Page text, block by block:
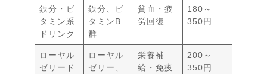
鉄分・ビ
タミン系
ドリンク
鉄分、ビ
タミンB
群
貧血・疲
労回復
180～
350円
ローヤル
ゼリード
ローヤル
ゼリー、
栄養補
給・免疫
200～
350円